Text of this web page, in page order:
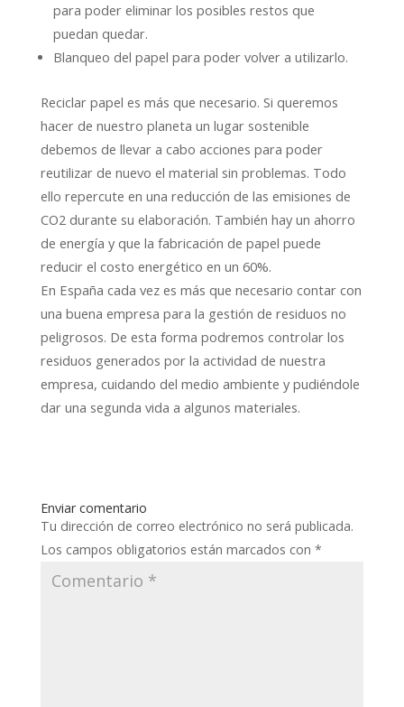
para poder eliminar los posibles restos que
puedan quedar.
Blanqueo del papel para poder volver a utilizarlo.
Reciclar papel es más que necesario. Si queremos
hacer de nuestro planeta un lugar sostenible
debemos de llevar a cabo acciones para poder
reutilizar de nuevo el material sin problemas. Todo
ello repercute en una reducción de las emisiones de
CO2 durante su elaboración. También hay un ahorro
de energía y que la fabricación de papel puede
reducir el costo energético en un 60%.
En España cada vez es más que necesario contar con
una buena empresa para la gestión de residuos no
peligrosos. De esta forma podremos controlar los
residuos generados por la actividad de nuestra
empresa, cuidando del medio ambiente y pudiéndole
dar una segunda vida a algunos materiales.
Enviar comentario
Tu dirección de correo electrónico no será publicada.
Los campos obligatorios están marcados con *